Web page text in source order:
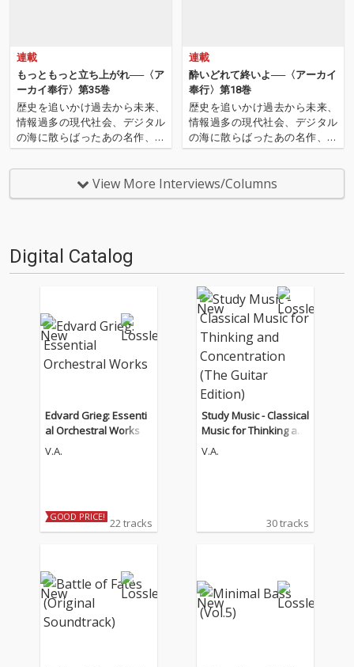
連載
もっともっと立ち上がれ──〈ア
ーカイ奉行〉第35巻
歴史を追いかけ過去から未来、
情報過多の現代社会、デジタル
の海に散らばったあの名作、こ
の名作たちをひとつにまとめる
仕事人…!〈アーカイ奉行〉が今
日もデジタルの乱世を治め
る…!'''〈アーカイ奉行〉と
連載
酔いどれて終いよ──〈アーカイ
奉行〉第18巻
歴史を追いかけ過去から未来、
情報過多の現代社会、デジタル
の海に散らばったあの名作、こ
の名作たちをひとつにまとめる
仕事人…!〈アーカイ奉行〉が今
日もデジタルの乱世を治め
る…!'''〈アーカイ奉行〉と
View More Interviews/Columns
Digital Catalog
Edvard Grieg: Essenti
al Orchestral Works
V.A.
GOOD PRICE! 22 tracks
Study Music - Classical
Music for Thinking an
d Concentration (The
V.A.
30 tracks